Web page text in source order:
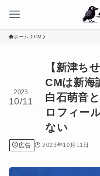
ホーム CM
【新津ち
CMは新海
白石萌音
ロフィー
ない
2023
10/11
広告 2023年10月11日